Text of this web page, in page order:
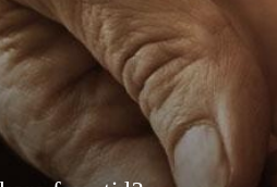
det beror på bland annat
och det slutliga arbetet med